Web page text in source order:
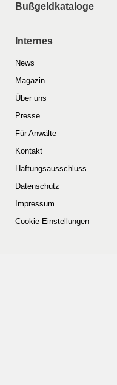
Bußgeldkataloge
Internes
News
Magazin
Über uns
Presse
Für Anwälte
Kontakt
Haftungsausschluss
Datenschutz
Impressum
Cookie-Einstellungen